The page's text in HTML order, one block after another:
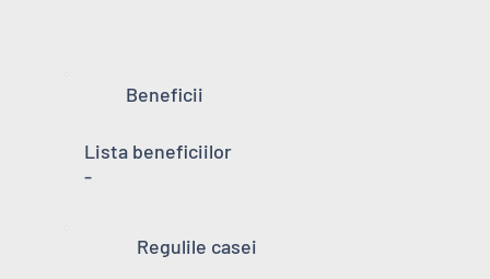
Beneficii
Lista beneficiilor
-
Regulile casei